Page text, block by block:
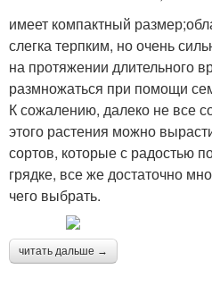
имеет компактный
слегка терпким, но очень
на протяжении длительного
размножаться при помощи
К сожалению, далеко не все
этого растения можно
сортов, которые с радостью
грядке, все же достаточно
чего выбрать.
читать дальше →